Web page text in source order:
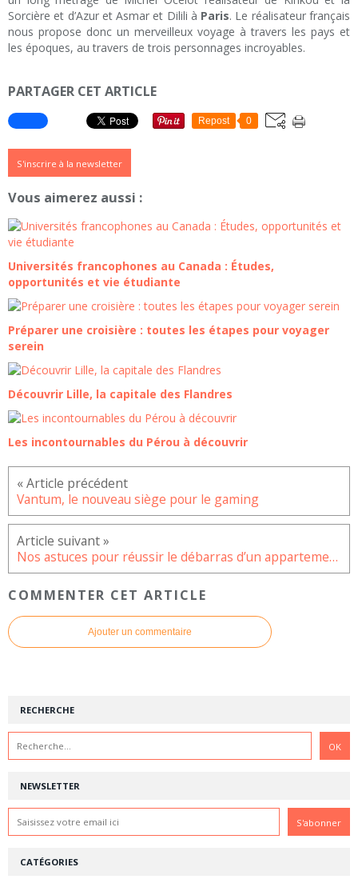
Sorcière et d’Azur et Asmar et Dilili à Paris. Le réalisateur français
nous propose donc un merveilleux voyage à travers les pays et
les époques, au travers de trois personnages incroyables.
PARTAGER CET ARTICLE
Repost 0
S'inscrire à la newsletter
Vous aimerez aussi :
Universités francophones au Canada : Études,
opportunités et vie étudiante
Préparer une croisière : toutes les étapes pour voyager
serein
Découvrir Lille, la capitale des Flandres
Les incontournables du Pérou à découvrir
Vantum, le nouveau siège pour le gaming
Nos astuces pour réussir le débarras d’un appartement sur Paris 2
COMMENTER CET ARTICLE
Ajouter un commentaire
NEWSLETTER
RECHERCHE
CATÉGORIES